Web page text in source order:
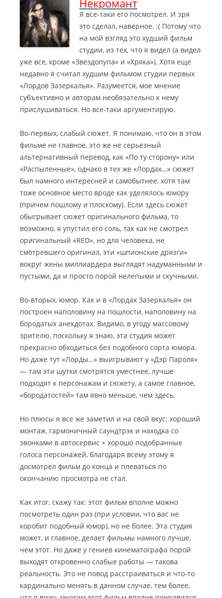
Я все-таки его посмотрел. И зря
это сделал, наверное. :( Потому что
на мой взгляд это худший фильм
студии, из тех, что я видел (а видел
уже все, кроме «Звездопупа» и «Хряка»). Хотя еще
недавно я считал худшим фильмом студии первых
«Лордов Зазеркалья». Разумеется, мое мнение
субъективно и авторам необязательно к нему
прислушиваться. Но все-таки аргументирую.
Во-первых, слабый сюжет. Я понимаю, что он в этом
фильме не главное, это же не серьезный
альтернативный перевод, как «По ту сторону» или
«Распыленные», однако в тех же «Лордах…» сюжет
был намного интересней и самобытнее, хотя там
тоже основное место вроде как уделялось юмору
(причем пошлому и плоскому). Если здесь сюжет
обыгрывает сюжет оригинального фильма, то
возможно, я упустил его соль, так как не смотрел
оригинальный «RED», но для человека, не
смотревшего оригинал, эти «шпионские дрязги»
вокруг жены миллиардера выглядят надуманными и
пустыми, да и просто порой нелепыми и скучными.
Во-вторых, юмор. Как и в «Лордах Зазеркалья» он
построен наполовину на пошлости, наполовину на
бородатых анекдотах. Видимо, в угоду массовому
зрителю, поскольку я знаю, эта студия может
прекрасно обходиться без подобного сорта юмора.
Но даже тут «Лорды…» выигрывают у «Дэр Пароля»
— там эти шутки смотрятся уместнее, лучше
подходят к персонажам и сюжету, а самое главное,
«бородатостей» там явно меньше, чем здесь.
Но плюсы я все же заметил и на свой вкус: хороший
монтаж, гармоничный саундтрэк и находка со
звонками в автосервис + хорошо подобранные
голоса персонажей, благодаря всему этому я
досмотрел фильм до конца и плеваться по
окончанию просмотра не стал.
Как итог, скажу так: этот фильм вполне можно
посмотреть один раз (при условии, что вас не
коробит подобный юмор), но не более. Эта студия
может, и главное, делает фильмы намного лучше,
чем этот. Но даже у гениев кинематографа порой
выходят откровенно слабые работы — такова
реальность. Это не повод расстраиваться и что-то
кардинально менять в данном случае, тем более,